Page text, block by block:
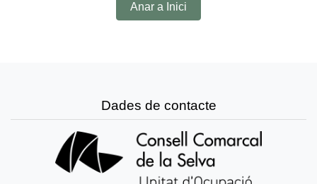
Anar a Inici
Dades de contacte